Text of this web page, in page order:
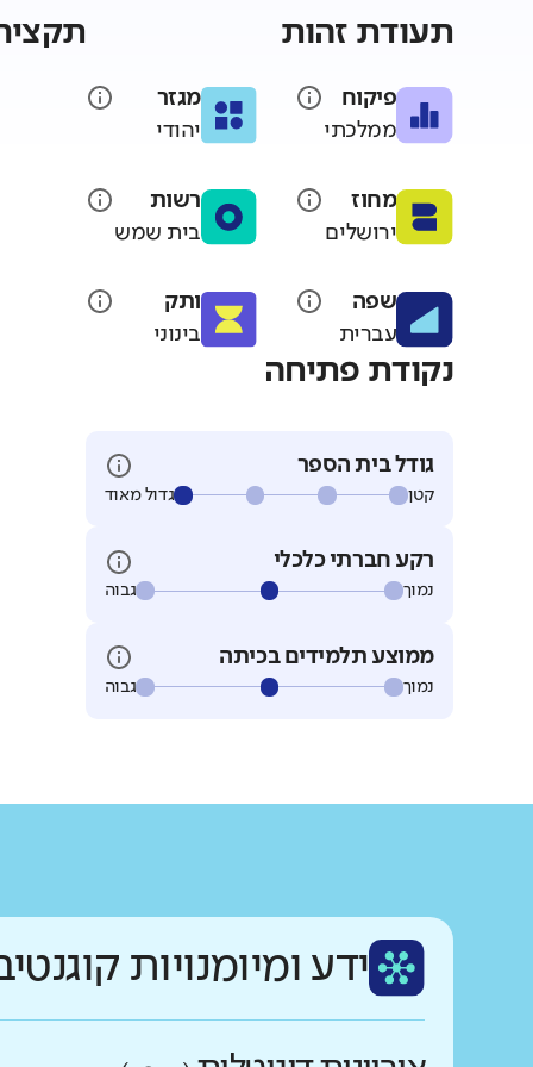
תעודת זהות
פיקוח
ממלכתי
מגזר
יהודי
מחוז
ירושלים
רשות
בית שמש
שפה
עברית
ותק
בינוני
נקודת פתיחה
גודל בית הספר
גדול מאוד קטן
רקע חברתי כלכלי
גבוה נמוך
ממוצע תלמידים בכיתה
גבוה נמוך
ידע ומיומנויות